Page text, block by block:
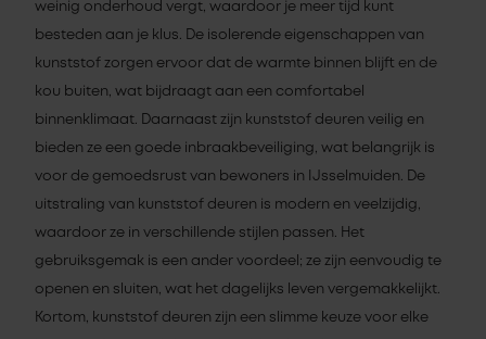
weinig onderhoud vergt, waardoor je meer tijd kunt
besteden aan je klus. De isolerende eigenschappen van
kunststof zorgen ervoor dat de warmte binnen blijft en de
kou buiten, wat bijdraagt aan een comfortabel
binnenklimaat. Daarnaast zijn kunststof deuren veilig en
bieden ze een goede inbraakbeveiliging, wat belangrijk is
voor de gemoedsrust van bewoners in IJsselmuiden. De
uitstraling van kunststof deuren is modern en veelzijdig,
waardoor ze in verschillende stijlen passen. Het
gebruiksgemak is een ander voordeel; ze zijn eenvoudig te
openen en sluiten, wat het dagelijks leven vergemakkelijkt.
Kortom, kunststof deuren zijn een slimme keuze voor elke